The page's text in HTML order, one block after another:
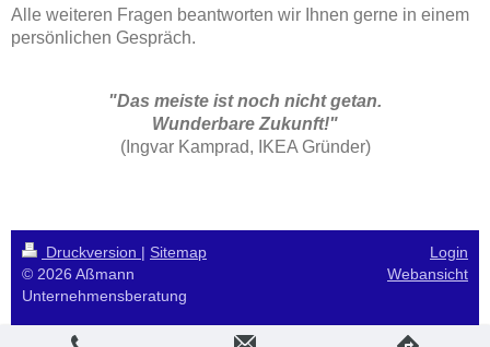
Alle weiteren Fragen beantworten wir Ihnen gerne in einem
persönlichen Gespräch.
"Das meiste ist noch nicht getan.
Wunderbare Zukunft!"
(Ingvar Kamprad, IKEA Gründer)
Druckversion | Sitemap
© 2026 Aßmann
Unternehmensberatung
Login
Webansicht